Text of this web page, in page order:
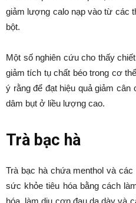
giảm lượng calo nạp vào từ các
bột.
Một số nghiên cứu cho thấy
giảm tích tụ chất béo trong cơ
ý rằng để đạt hiệu quả giảm cân
dâm bụt ở liều lượng cao.
Trà bạc hà
Trà bạc hà chứa menthol và
sức khỏe tiêu hóa bằng cách
hóa, làm dịu cơn đau dạ dày và